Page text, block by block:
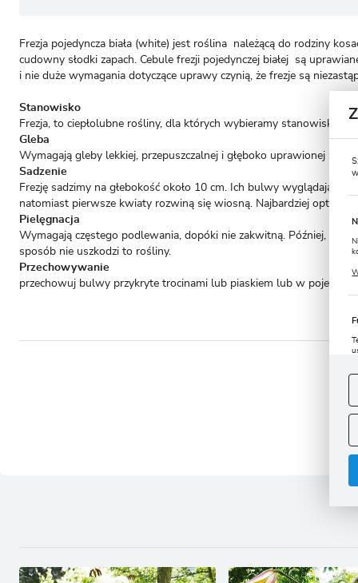
Frezja pojedyncza biała (white) jest roślina należącą do rodziny
cudowny słodki zapach. Cebule frezji pojedynczej białej są
i nie duże wymagania dotyczące uprawy czynią, że frezje są
Stanowisko
Frezja, to ciepłolubne rośliny, dla których wybieramy stanowisko
Gleba
Wymagają gleby lekkiej, przepuszczalnej i głęboko uprawionej z
Sadzenie
Frezję sadzimy na głebokość około 10 cm. Ich bulwy wyglądają jak
natomiast pierwsze kwiaty rozwiną się wiosną. Najbardziej
Pielęgnacja
Wymagają częstego podlewania, dopóki nie zakwitną. Później, po
sposób nie uszkodzi to rośliny.
Przechowywanie
przechowuj bulwy przykryte trocinami lub piaskiem lub w